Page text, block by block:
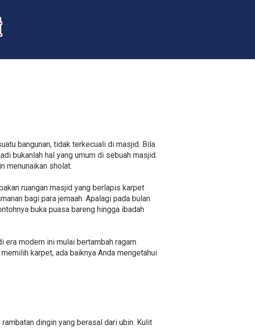
bangunan, tidak terkecuali di masjid. Bila
bukanlah hal yang umum di sebuah masjid.
menunaikan sholat.
ruangan masjid yang berlapis karpet
bagi para jemaah. Apalagi pada bulan
buka puasa bareng hingga ibadah
era modern ini mulai bertambah ragam
karpet, ada baiknya Anda mengetahui
dingin yang berasal dari ubin. Kulit